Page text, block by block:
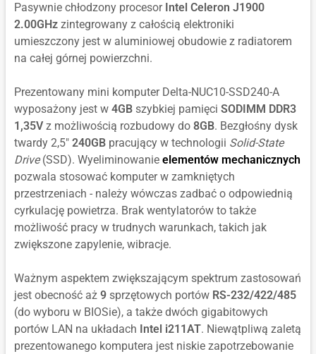
Pasywnie chłodzony procesor Intel Celeron J1900
2.00GHz zintegrowany z całością elektroniki
umieszczony jest w aluminiowej obudowie z radiatorem
na całej górnej powierzchni.
Prezentowany mini komputer Delta-NUC10-SSD240-A
wyposażony jest w 4GB szybkiej pamięci SODIMM DDR3
1,35Vz możliwością rozbudowy do 8GB. Bezgłośny dysk
twardy 2,5" 240GB pracujący w technologii Solid-State
Drive(SSD). Wyeliminowanie elementów mechanicznych
pozwala stosować komputer w zamkniętych
przestrzeniach - należy wówczas zadbać o odpowiednią
cyrkulację powietrza. Brak wentylatorów to także
możliwość pracy w trudnych warunkach, takich jak
zwiększone zapylenie, wibracje.
Ważnym aspektem zwiększającym spektrum zastosowań
jest obecność aż 9 sprzętowych portów RS-232/422/485
(do wyboru w BIOSie), a także dwóch gigabitowych
portów LAN na układach Intel i211AT. Niewątpliwą zaletą
prezentowanego komputera jest niskie zapotrzebowanie